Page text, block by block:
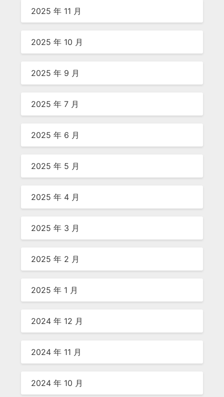
2025 年 11 月
2025 年 10 月
2025 年 9 月
2025 年 7 月
2025 年 6 月
2025 年 5 月
2025 年 4 月
2025 年 3 月
2025 年 2 月
2025 年 1 月
2024 年 12 月
2024 年 11 月
2024 年 10 月